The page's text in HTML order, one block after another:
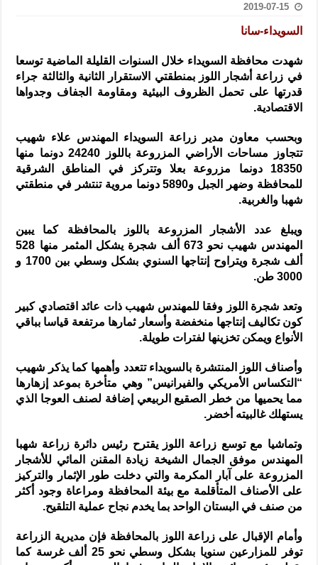
2019-07-15
السويداء-سانا
شهدت محافظة السويداء خلال السنوات القليلة الماضية توسعا
في زراعة أشجار اللوز بمنطقتي الاستقرار الثانية والثالثة جراء
قدرتها على تحمل الظروف البيئية ومقاومة الجفاف وجدواها
الاقتصادية.
وبحسب معاون مدير زراعة السويداء المهندس علاء شهيب
تتجاوز مساحات الأراضي المزروعة باللوز 24240 دونما منها
18350 دونما مزروعة بعلا وتتركز في المناطق الشرقية
للمحافظة وضهر الجبل و5890 دونما مروية تنتشر في منطقتي
شهبا والغربية.
ويبلغ عدد الأشجار المزروعة باللوز بالمحافظة كما يبين
المهندس شهيب نحو 673 ألف شجرة يشكل المثمر منها 528
ألف شجرة ويتراوح إنتاجها السنوي بشكل وسطي بين 1700 و
3000 طن.
وتعد شجرة اللوز وفقا للمهندس شهيب ذات عائد اقتصادي كبير
كون تكاليف إنتاجها منخفضة وأسعار ثمارها مرتفعة قياسا بباقي
الأنواع ويمكن تخزينها لفترات طويلة.
وأصناف اللوز المنتشرة بالسويداء تتعدد وأهمها كما يذكر شهيب
“التكساس الأمريكي والفيرانيس” وهي متأخرة بموعد إزهارها
مما يحميها من خطر الصقيع الربيعي إضافة لصنف العوجا الذي
يستهلك غالبيته أخضر.
وتماشيا مع توسع زراعة اللوز يقترح رئيس دائرة زراعة شهبا
المهندس موفق الجمال الشيخة زيادة المقنن المائي للأشجار
المزروعة على آبار المكرمة والتي دخلت طور الإثمار والتركيز
على الأصناف المتأقلمة مع بيئة المحافظة ومراعاة وجود أكثر
من صنف في البستان الواحد بما يخدم نجاح عملية التلقيح.
وأمام الإقبال على زراعة اللوز بالمحافظة فإن مديرية الزراعة
توفر للمزارعين سنويا بشكل وسطي نحو 25 ألف غرسة كما